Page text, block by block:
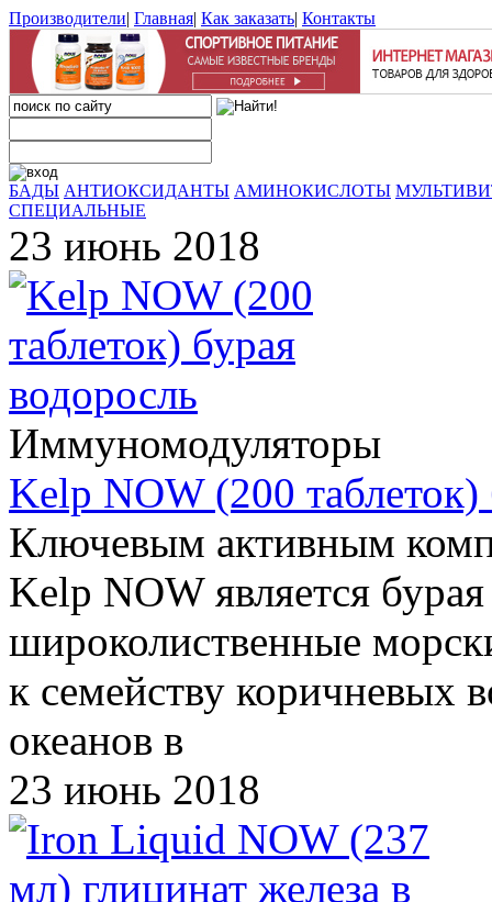
Производители| Главная| Как заказать| Контакты
БАДЫ АНТИОКСИДАНТЫ АМИНОКИСЛОТЫ
СПЕЦИАЛЬНЫЕ
23 июнь 2018
Иммуномодуляторы
Kelp NOW (200 таблеток)
Ключевым активным
Kelp NOW является
широколиственные
к семейству коричневых
океанов в
23 июнь 2018